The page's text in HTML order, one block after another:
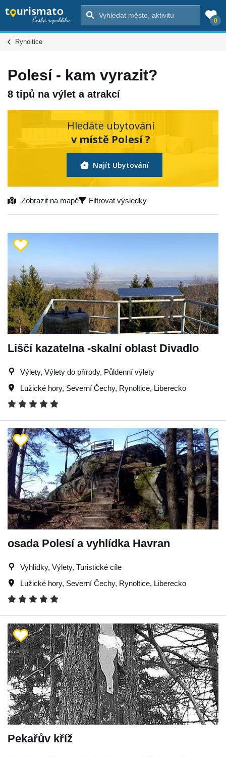
0
Rynoltice
Polesí - kam vyrazit?
8 tipů na výlet a atrakcí
Hledáte ubytování
v místě Polesí ?
Najít Ubytování
Zobrazit na mapě Filtrovat výsledky
Liščí kazatelna -skalní oblast Divadlo
Výlety, Výlety do přírody, Půldenní výlety
Lužické hory, Severní Čechy, Rynoltice, Liberecko
osada Polesí a vyhlídka Havran
Vyhlídky, Výlety, Turistické cíle
Lužické hory, Severní Čechy, Rynoltice, Liberecko
Pekařův kříž